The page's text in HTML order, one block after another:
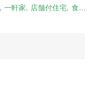
一軒家 店舗付住宅 食住近接